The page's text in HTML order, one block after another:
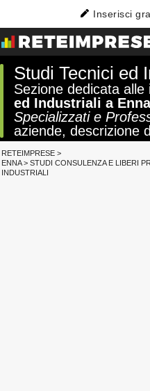
Inserisci
Studi Tecnici ed
Sezione dedicata alle
ed Industriali a Enna
Specializzati e
aziende, descrizione
RETEIMPRESE >
ENNA> STUDI CONSULENZA E LIBERI
INDUSTRIALI